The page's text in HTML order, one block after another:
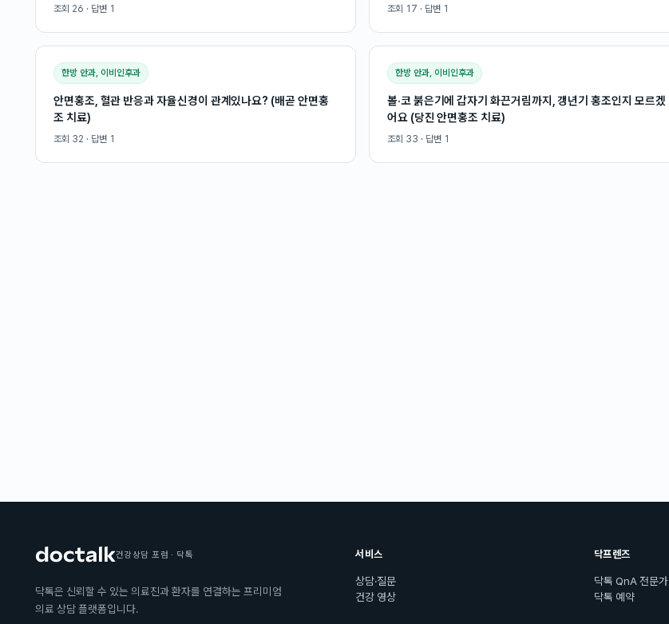
조회 26 · 답변 1 조회 17 · 답변 1
한방 안과, 이비인후과
안면홍조, 혈관 반응과 자율신경이 관계있나요? (배곧 안면홍
조 치료)
조회 32 · 답변 1
한방 안과, 이비인후과
볼·코 붉은기에 갑자기 화끈거림까지, 갱년기 홍조인지 모르겠
어요 (당진 안면홍조 치료)
조회 33 · 답변 1
건강상담 포럼 · 닥톡
닥톡은 신뢰할 수 있는 의료진과 환자를 연결하는 프리미엄
의료 상담 플랫폼입니다.
서비스
상담·질문
건강 영상
닥프렌즈
닥톡 QnA 전문가
닥톡 예약